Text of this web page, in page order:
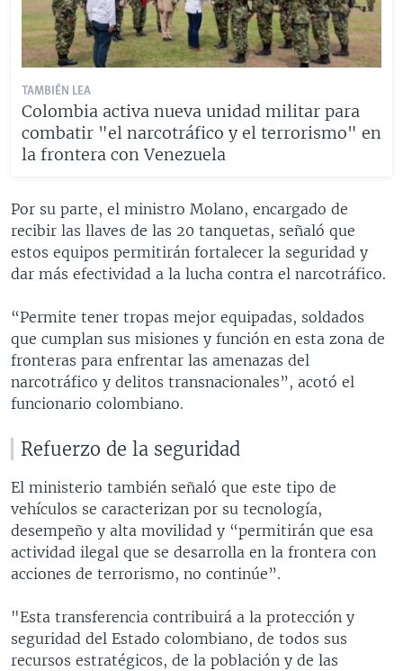
TAMBIÉN LEA
Colombia activa nueva unidad militar para
combatir "el narcotráfico y el terrorismo" en
la frontera con Venezuela
Por su parte, el ministro Molano, encargado de
recibir las llaves de las 20 tanquetas, señaló que
estos equipos permitirán fortalecer la seguridad y
dar más efectividad a la lucha contra el narcotráfico.
“Permite tener tropas mejor equipadas, soldados
que cumplan sus misiones y función en esta zona de
fronteras para enfrentar las amenazas del
narcotráfico y delitos transnacionales”, acotó el
funcionario colombiano.
Refuerzo de la seguridad
El ministerio también señaló que este tipo de
vehículos se caracterizan por su tecnología,
desempeño y alta movilidad y “permitirán que esa
actividad ilegal que se desarrolla en la frontera con
acciones de terrorismo, no continúe”.
"Esta transferencia contribuirá a la protección y
seguridad del Estado colombiano, de todos sus
recursos estratégicos, de la población y de las